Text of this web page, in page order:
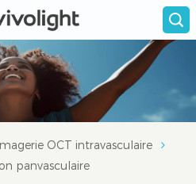
OCT intravasculaire
panvasculaire